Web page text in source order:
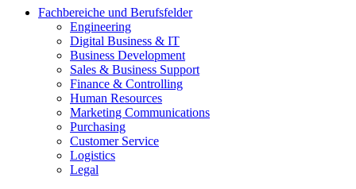
Fachbereiche und Berufsfelder
Engineering
Digital Business & IT
Business Development
Sales & Business Support
Finance & Controlling
Human Resources
Marketing Communications
Purchasing
Customer Service
Logistics
Legal